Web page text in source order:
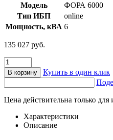
Модель
ФОРА 6000
Тип ИБП
online
Мощность, кВА 6
135 027 руб.
Количество
товара
ИБП
Импульс
Фора
6000
В корзину
Купить в один клик
Цена действительна только
Характеристики
Описание